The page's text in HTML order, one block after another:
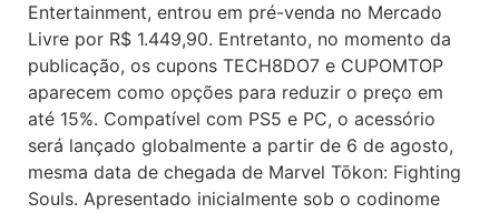
Entertainment, entrou em pré-venda no Mercado
Livre por R$ 1.449,90. Entretanto, no momento da
publicação, os cupons TECH8DO7 e CUPOMTOP
aparecem como opções para reduzir o preço em
até 15%. Compatível com PS5 e PC, o acessório
será lançado globalmente a partir de 6 de agosto,
mesma data de chegada de Marvel Tōkon: Fighting
Souls. Apresentado inicialmente sob o codinome